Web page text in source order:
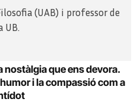
(UAB) i professor de
UB.
nostàlgia que ens devora.
i la compassió com a